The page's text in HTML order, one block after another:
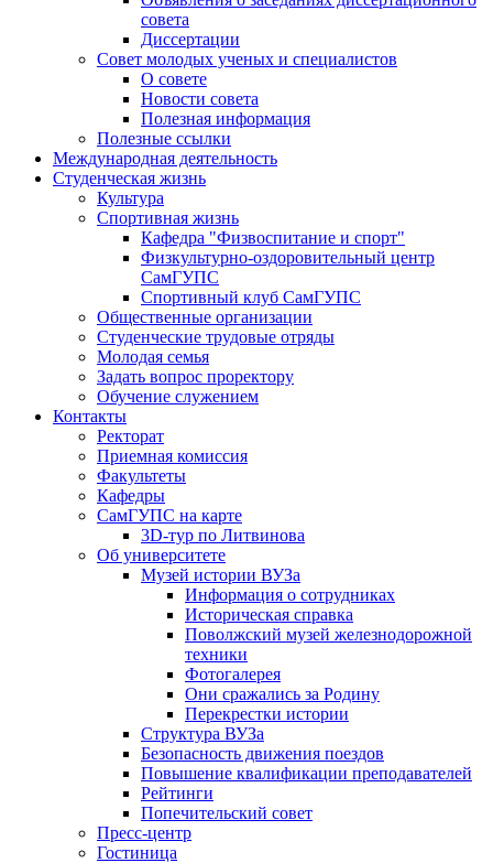
совета
Диссертации
Совет молодых ученых и специалистов
О совете
Новости совета
Полезная информация
Полезные ссылки
Международная деятельность
Студенческая жизнь
Культура
Спортивная жизнь
Кафедра "Физвоспитание и спорт"
Физкультурно-оздоровительный центр
СамГУПС
Спортивный клуб СамГУПС
Общественные организации
Студенческие трудовые отряды
Молодая семья
Задать вопрос проректору
Обучение служением
Контакты
Ректорат
Приемная комиссия
Факультеты
Кафедры
СамГУПС на карте
3D-тур по Литвинова
Об университете
Музей истории ВУЗа
Информация о сотрудниках
Историческая справка
Поволжский музей железнодорожной
техники
Фотогалерея
Они сражались за Родину
Перекрестки истории
Структура ВУЗа
Безопасность движения поездов
Повышение квалификации преподавателей
Рейтинги
Попечительский совет
Пресс-центр
Гостиница